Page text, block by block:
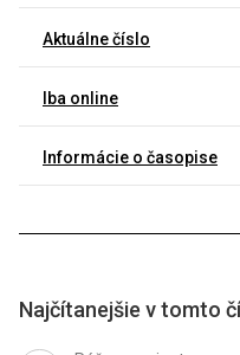
Aktuálne číslo
Iba online
Informácie o časopise
Najčítanejšie v tomto